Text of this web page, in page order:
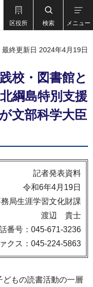
区役所 検索 メニュー
最終更新日 2024年4月19日
校・図書館と
綱島特別支援
文部科学大臣
記者発表資料
令和6年4月19日
局生涯学習文化財課
渡辺 貴士
番号：045-671-3236
クス：045-224-5863
もの読書活動の一層